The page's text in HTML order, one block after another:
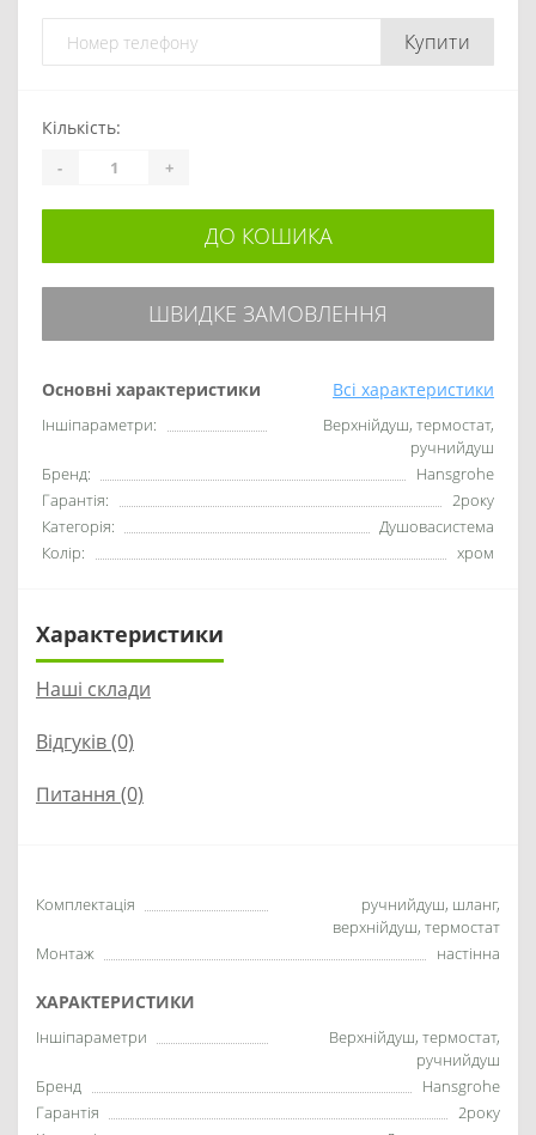
Купити
Основні характеристики Всі характеристики
Іншіпараметри:
Верхнійдуш, термостат,
ручнийдуш
Бренд:
Hansgrohe
Гарантія:
2року
Категорія:
Душовасистема
Колір:
хром
Кількість:
- +
ДО КОШИКА
ШВИДКЕ ЗАМОВЛЕННЯ
Характеристики
Наші склади
Відгуків (0)
Питання (0)
Комплектація
ручнийдуш, шланг,
верхнійдуш, термостат
Монтаж
настінна
ХАРАКТЕРИСТИКИ
Іншіпараметри
Верхнійдуш, термостат,
ручнийдуш
Бренд
Hansgrohe
Гарантія
2року